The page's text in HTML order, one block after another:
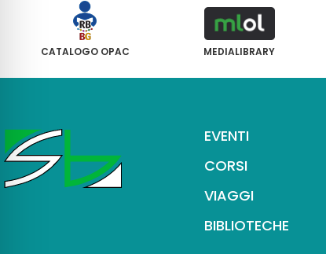
CATALOGO OPAC MEDIALIBRARY
EVENTI
CORSI
VIAGGI
BIBLIOTECHE